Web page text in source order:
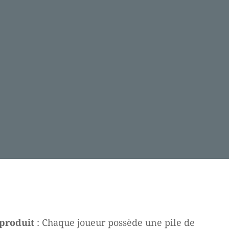
: Chaque joueur possède une pile de